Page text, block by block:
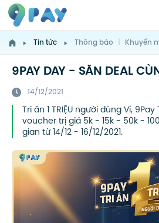
Tin tức Thông báo | Khuyến
9PAY DAY - SĂN DEAL
14/12/2021
Tri ân 1 TRIỆU người dùng Ví, 9Pay
voucher trị giá 5k - 15k - 50k -
gian từ 14/12 - 16/12/2021.